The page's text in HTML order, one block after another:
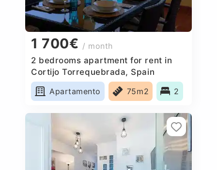
1 700€ / month
2 bedrooms apartment for rent in
Cortijo Torrequebrada, Spain
Apartamento
75m2 2